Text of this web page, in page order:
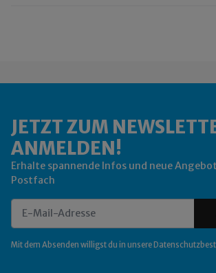
JETZT ZUM
ANMELDEN!
Erhalte spannende Infos und neue
Postfach
Mit dem Absenden willigst du in unsere